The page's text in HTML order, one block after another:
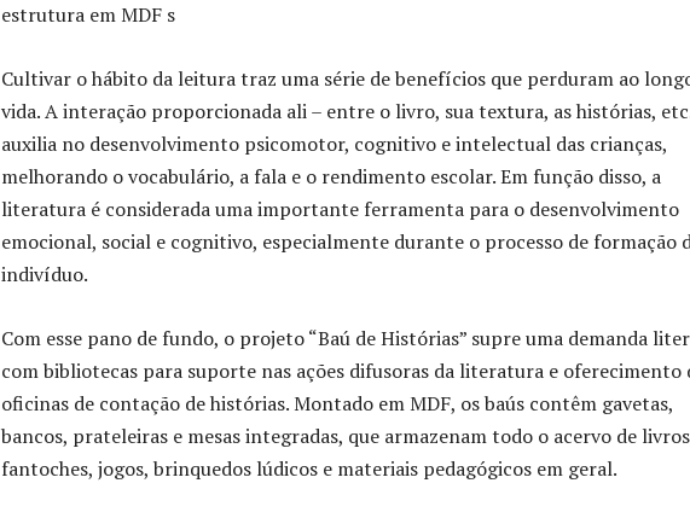
estrutura em MDF s
Cultivar o hábito da leitura traz uma série de benefícios que perduram ao
vida. A interação proporcionada ali – entre o livro, sua textura, as histórias,
auxilia no desenvolvimento psicomotor, cognitivo e intelectual das crianças,
melhorando o vocabulário, a fala e o rendimento escolar. Em função disso, a
literatura é considerada uma importante ferramenta para o desenvolvimento
emocional, social e cognitivo, especialmente durante o processo de formação
indivíduo.
Com esse pano de fundo, o projeto “Baú de Histórias” supre uma demanda
com bibliotecas para suporte nas ações difusoras da literatura e oferecimento
oficinas de contação de histórias. Montado em MDF, os baús contêm gavetas,
bancos, prateleiras e mesas integradas, que armazenam todo o acervo de
fantoches, jogos, brinquedos lúdicos e materiais pedagógicos em geral.